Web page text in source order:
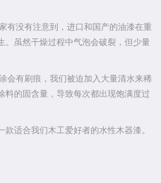
有没有注意到，进口和国产的油漆在重
。虽然干燥过程中气泡会破裂，但少量
会有刷痕，我们被迫加入大量清水来稀
料的固含量，导致每次都出现饱满度过
款适合我们木工爱好者的水性木器漆。